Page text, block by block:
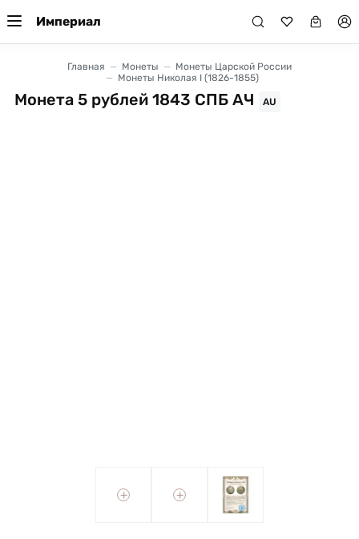
Империал
Главная Монеты
Монеты Царской России
Монеты Николая I (1826-1855)
Монета 5 рублей 1843 СПБ АЧ AU
+ +